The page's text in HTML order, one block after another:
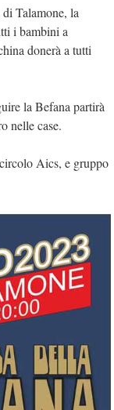
Talamone, la
i bambini a
donerà a tutti
la Befana partirà
nelle case.
Aics, e gruppo